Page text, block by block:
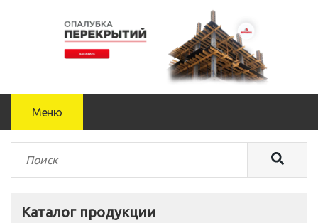
Меню
Каталог продукции